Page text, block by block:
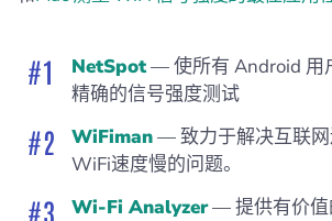
NetSpot— 使所有 Android 用
精确的信号强度测试
WiFiman— 致力于解决互联
WiFi速度慢的问题。
Wi-Fi Analyzer— 提供有价值